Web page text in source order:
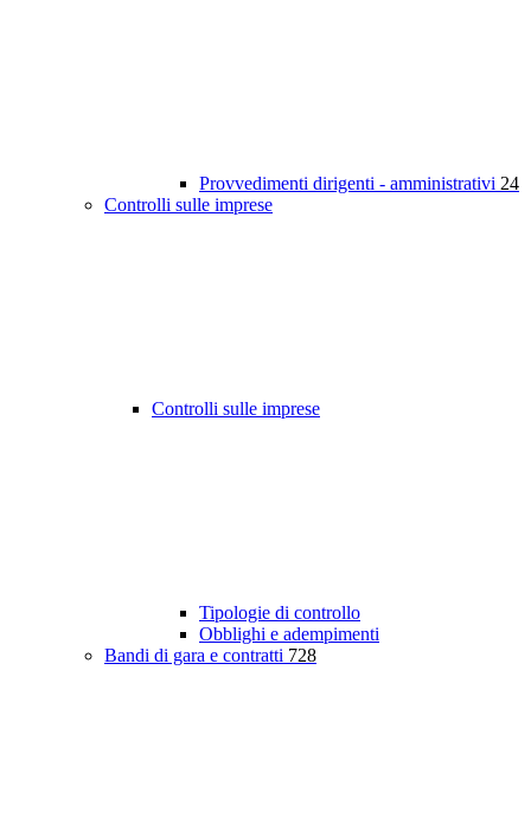
Provvedimenti dirigenti - amministrativi 24
Controlli sulle imprese
Controlli sulle imprese
Tipologie di controllo
Obblighi e adempimenti
Bandi di gara e contratti 728